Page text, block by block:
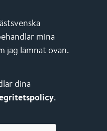
mina
jag lämnat ovan.
dina
.